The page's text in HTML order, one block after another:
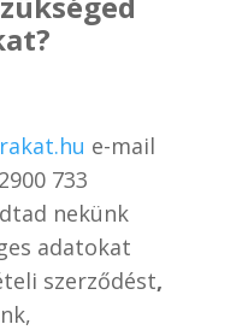
e-mail
733
nekünk
adatokat
szerződést,